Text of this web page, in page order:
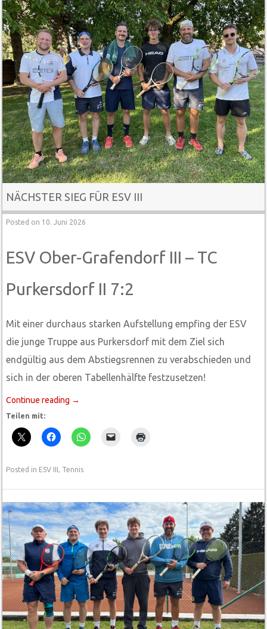
NÄCHSTER SIEG FÜR ESV III
Posted on 10. Juni 2026
ESV Ober-Grafendorf III – TC
Purkersdorf II 7:2
Mit einer durchaus starken Aufstellung empfing der ESV
die junge Truppe aus Purkersdorf mit dem Ziel sich
endgültig aus dem Abstiegsrennen zu verabschieden und
sich in der oberen Tabellenhälfte festzusetzen!
Continue reading →
Teilen mit:
Posted in ESV III Tennis